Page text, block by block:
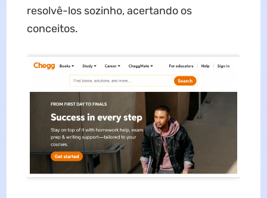
resolvê-los sozinho, acertando os
conceitos.